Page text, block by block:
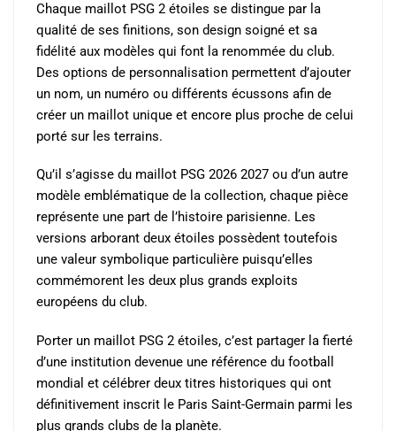
Chaque maillot PSG 2 étoiles se distingue par la
qualité de ses finitions, son design soigné et sa
fidélité aux modèles qui font la renommée du club.
Des options de personnalisation permettent d’ajouter
un nom, un numéro ou différents écussons afin de
créer un maillot unique et encore plus proche de celui
porté sur les terrains.
Qu’il s’agisse du maillot PSG 2026 2027 ou d’un autre
modèle emblématique de la collection, chaque pièce
représente une part de l’histoire parisienne. Les
versions arborant deux étoiles possèdent toutefois
une valeur symbolique particulière puisqu’elles
commémorent les deux plus grands exploits
européens du club.
Porter un maillot PSG 2 étoiles, c’est partager la fierté
d’une institution devenue une référence du football
mondial et célébrer deux titres historiques qui ont
définitivement inscrit le Paris Saint-Germain parmi les
plus grands clubs de la planète.